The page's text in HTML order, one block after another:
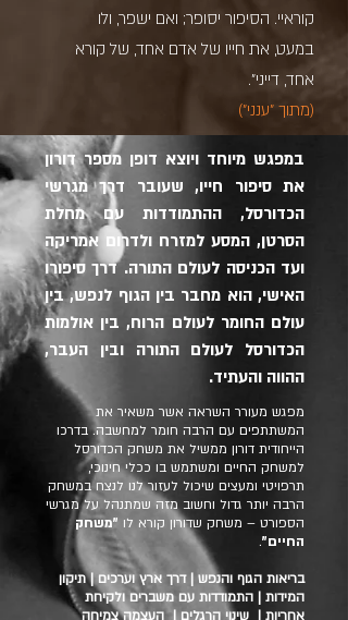
קוראיי. הסיפור יסופר; ואם ישפר, ולו
במעט, את חייו של אדם אחד, של קורא
אחד, דייני".
(מתוך "ענני")
במפגש מיוחד ויוצא דופן מספר דורון
את סיפור חייו, שעובר דרך מגרשי
הכדורסל, ההתמודדות עם מחלת
הסרטן, המסע למזרח ולדרום אמריקה
ועד הכניסה לעולם התורה. דרך סיפורו
האישי, הוא מחבר בין הגוף לנפש, בין
עולם החומר לעולם הרוח, בין אולמות
הכדורסל לעולם התורה ובין העבר,
ההווה והעתיד.
מפגש מעורר השראה אשר משאיר את
המשתתפים עם הרבה חומר למחשבה. בדרכו
הייחודית דורון ממשיל את משחק הכדורסל
למשחק החיים ומשתמש בו ככלי חינוכי,
תרפויטי ומעצים שיכול לעזור לנו לנצח במשחק
הרבה יותר גדול וחשוב מזה שמתנהל על מגרשי
הספורט – משחק שדורון קורא לו "משחק
החיים".
בריאות הגוף והנפש | דרך ארץ וערכים | תיקון
המידות | התמודדות עם משברים ולקיחת
אחריות | שינוי הרגלים | העצמה צמיחה